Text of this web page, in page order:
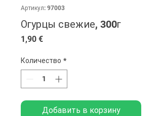
Артикул: 97003
Огурцы свежие, 300г
1,90 €Цена
Количество *
Добавить в корзину